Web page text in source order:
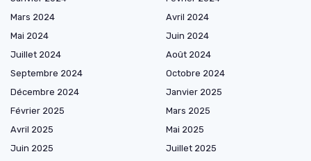
Mars 2024
Avril 2024
Mai 2024
Juin 2024
Juillet 2024
Août 2024
Septembre 2024
Octobre 2024
Décembre 2024
Janvier 2025
Février 2025
Mars 2025
Avril 2025
Mai 2025
Juin 2025
Juillet 2025